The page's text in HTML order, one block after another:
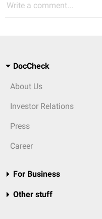
Write a comment...
DocCheck
About Us
Investor Relations
Press
Career
For Business
Other stuff